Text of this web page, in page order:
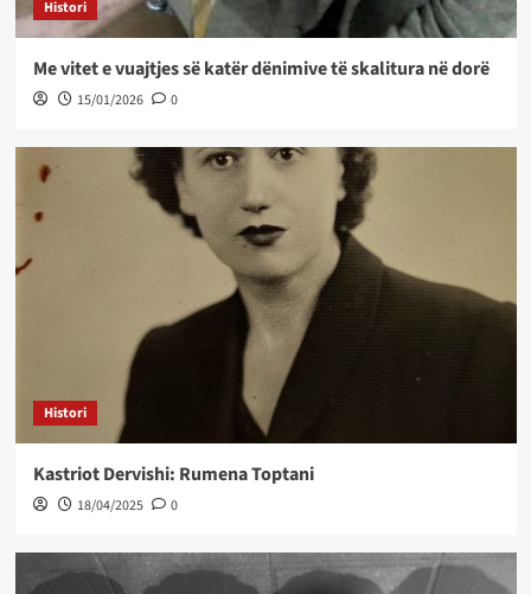
Histori
Me vitet e vuajtjes së katër dënimive të skalitura në dorë
15/01/2026 0
Histori
Kastriot Dervishi: Rumena Toptani
18/04/2025 0